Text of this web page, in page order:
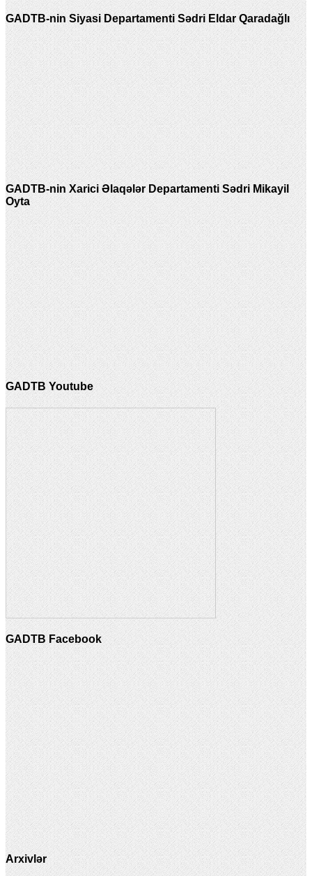
GADTB-nin Siyasi Departamenti Sədri Eldar Qaradağlı
GADTB-nin Xarici Əlaqələr Departamenti Sədri Mikayil
Oyta
GADTB Youtube
GADTB Facebook
Arxivlər